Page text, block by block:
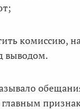
комиссию,
выводом.